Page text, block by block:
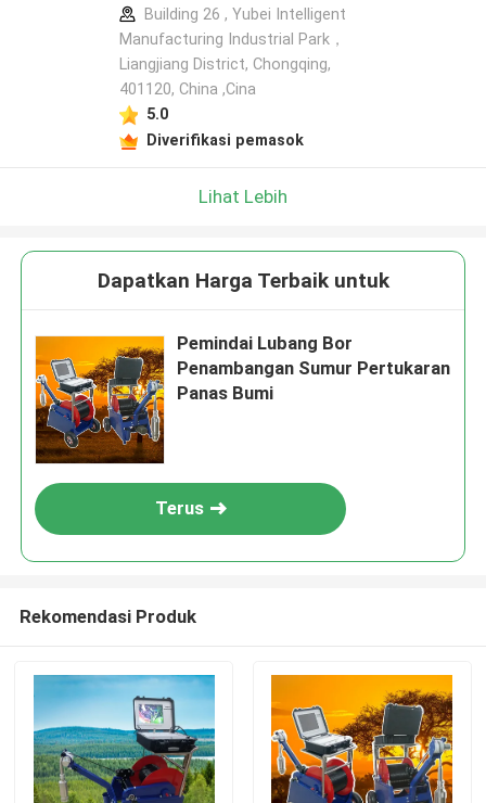
Building 26 , Yubei Intelligent
Manufacturing Industrial Park，
Liangjiang District, Chongqing,
401120, China ,Cina
5.0
Diverifikasi pemasok
Lihat Lebih
Dapatkan Harga Terbaik untuk
Pemindai Lubang Bor
Penambangan Sumur Pertukaran
Panas Bumi
Terus
Rekomendasi Produk